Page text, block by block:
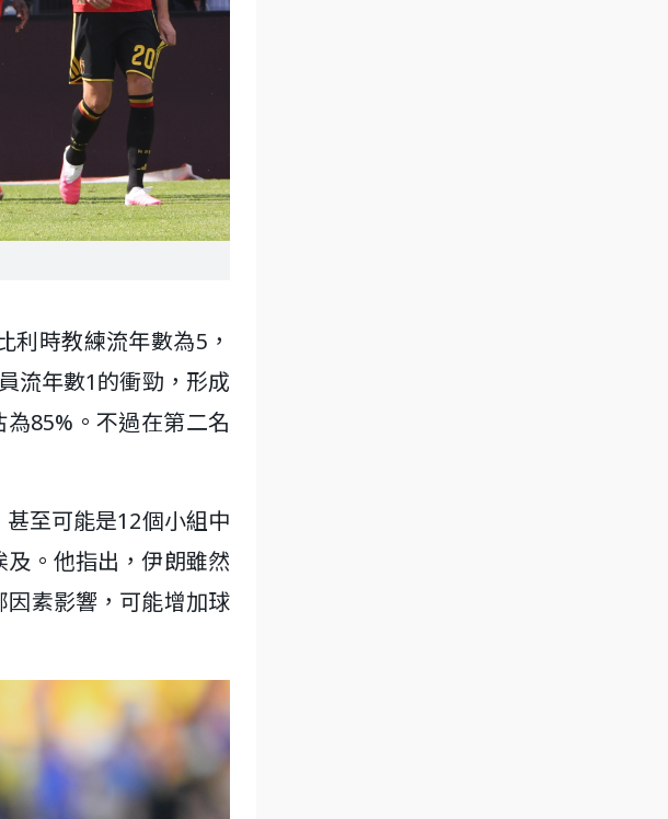
時教練流年數為5，
流年數1的衝勁，形成
85%。不過在第二名
至可能是12個小組中
。他指出，伊朗雖然
素影響，可能增加球